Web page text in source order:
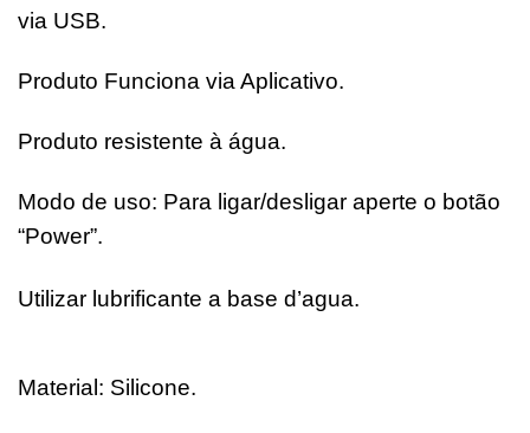
via USB.
Produto Funciona via Aplicativo.
Produto resistente à água.
Modo de uso: Para ligar/desligar aperte o botão
“Power”.
Utilizar lubrificante a base d’agua.
Material: Silicone.